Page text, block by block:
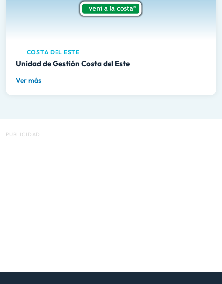
COSTA DEL ESTE
Unidad de Gestión Costa del Este
Ver más
PUBLICIDAD